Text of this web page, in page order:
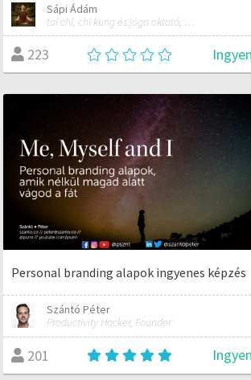
Sápi Ádám
tai chi, chi kung és jóga oktató, mozgásterapeuta, buddhista tanító
223
Personal branding alapok ingyenes képzés
Szántó Péter
Productivity Hacker, Founder
201